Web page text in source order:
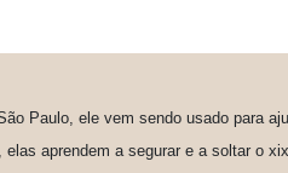
Paulo, ele vem sendo usado para
aprendem a segurar e a soltar o